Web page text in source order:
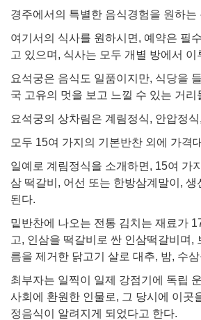
경주에서의 특별한 음식경험을 원하
여기서의 식사를 원하시면, 예약은 필
고 있으며, 식사는 모두 개별 방에서 이
요석궁은 음식도 일품이지만, 식당을
국 고유의 멋을 보고 느낄 수 있는 거
요석궁의 상차림은 계림정식, 안압정
모두 15여 가지의 기본반찬 외에 가격
일예로 계림정식을 소개하면, 15여 가
삼 떡갈비, 어선 또는 한방삼계말이,
된다.
밑반찬에 나오는 전통 김치는 재료가
고, 인삼을 떡갈비로 싼 인삼떡갈비며,
름을 제거한 닭고기 살로 대추, 밤, 수
최부자는 일찍이 일제 강점기에 독립
사회에 환원한 인물로, 그 당시에 이곳
정음식이 알려지게 되었다고 한다.